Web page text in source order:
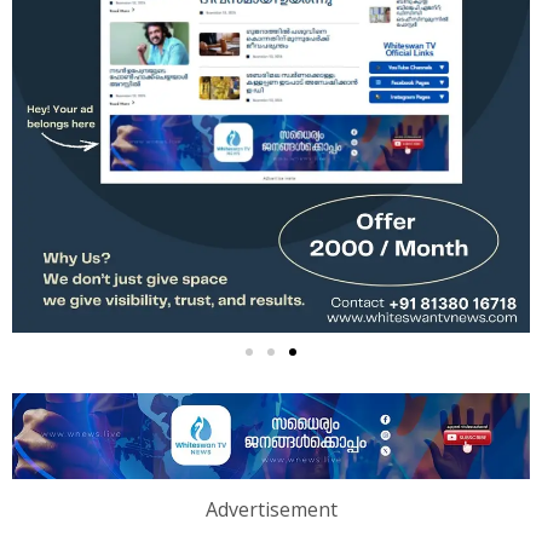
Advertisement